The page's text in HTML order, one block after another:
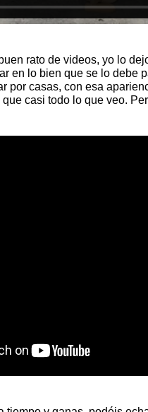
rato de videos, yo lo
en lo bien que se lo debe
por casas, con esa
casi todo lo que veo.